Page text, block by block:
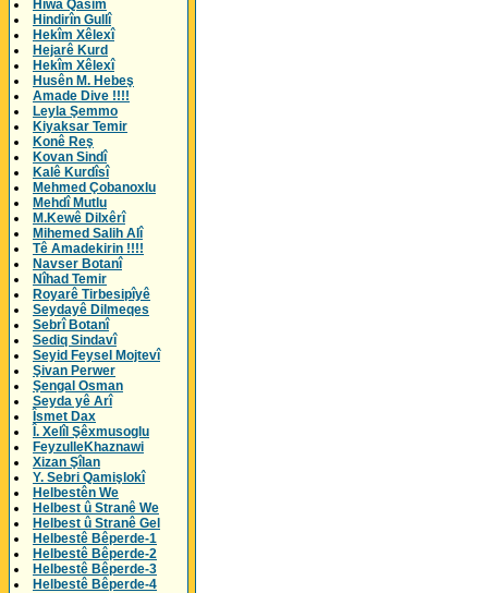
Hîwa Qasim
Hindirîn Gullî
Hekîm Xêlexî
Hejarê Kurd
Hekîm Xêlexî
Husên M. Hebeş
Amade Dive !!!!
Leyla Şemmo
Kiyaksar Temir
Konê Reş
Kovan Sindî
Kalê Kurdîsî
Mehmed Çobanoxlu
Mehdî Mutlu
M.Kewê Dilxêrî
Mihemed Salih Alî
Tê Amadekirin !!!!
Navser Botanî
Nîhad Temir
Royarê Tirbesipîyê
Seydayê Dilmeqes
Sebrî Botanî
Sediq Sindavî
Seyid Feysel Mojtevî
Şivan Perwer
Şengal Osman
Seyda yê Arî
Îsmet Dax
Î. Xelîl Şêxmusoglu
FeyzulleKhaznawi
Xizan Şîlan
Y. Sebri Qamişlokî
Helbestên We
Helbest û Stranê We
Helbest û Stranê Gel
Helbestê Bêperde-1
Helbestê Bêperde-2
Helbestê Bêperde-3
Helbestê Bêperde-4